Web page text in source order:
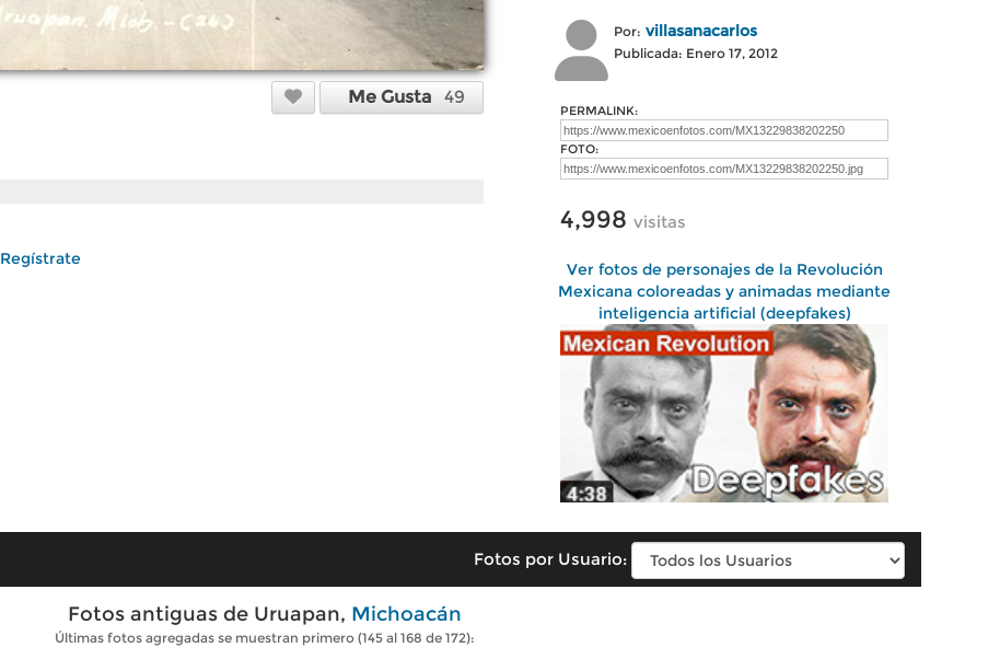
Me Gusta 49
Regístrate
Por: villasanacarlos
Publicada: Enero 17, 2012
PERMALINK:
FOTO:
4,998 visitas
Ver fotos de personajes de la Revolución
Mexicana coloreadas y animadas mediante
inteligencia artificial (deepfakes)
Fotos por Usuario:
Fotos antiguas de Uruapan, Michoacán
Últimas fotos agregadas se muestran primero (145 al 168 de 172):